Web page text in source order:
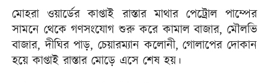
মোহরা ওয়ার্ডের কাপ্তাই রাস্তার মাথার পেট্রোল পাম্পের
সামনে থেকে গণসংযোগ শুরু করে কামাল বাজার, মৌলভি
বাজার, দীঘির পাড়, চেয়ারম্যান কলোনী, গোলাপের দোকান
হয়ে কাপ্তাই রাস্তার মোড়ে এসে শেষ হয়।